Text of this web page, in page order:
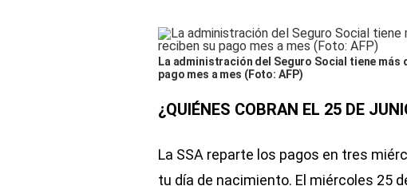
La administración del Seguro Social tiene
pago mes a mes (Foto: AFP)
¿QUIÉNES COBRAN EL 25 DE
La SSA reparte los pagos en tres
tu día de nacimiento. El miércoles 25